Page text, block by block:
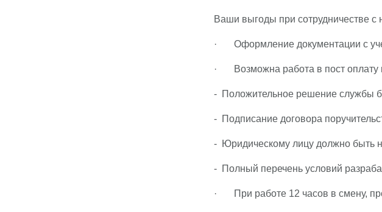
Ваши выгоды при сотрудничестве с
· Оформление документации с
· Возможна работа в пост оплату
- Положительное решение службы
- Подписание договора
- Юридическому лицу должно быть
- Полный перечень условий
· При работе 12 часов в смену,